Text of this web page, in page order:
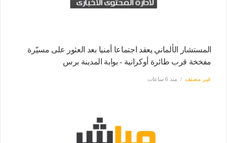
المستشار الألماني يعقد اجتماعا أمنيا بعد العثور على مسيّرة
مفخخة قرب طائرة أوكرانية - بوابة المدينة برس
غير مصنف منذ 6 ساعات